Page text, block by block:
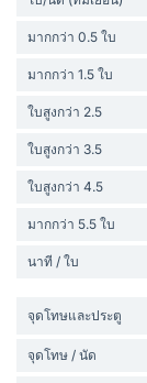
มากกว่า 0.5 ใบ
มากกว่า 1.5 ใบ
ใบสูงกว่า 2.5
ใบสูงกว่า 3.5
ใบสูงกว่า 4.5
มากกว่า 5.5 ใบ
นาที / ใบ
จุดโทษและประตู
จุดโทษ / นัด